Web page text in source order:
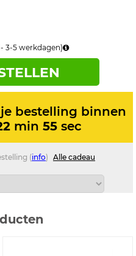
3-5werkdagen)
bestelling binnen
min 55sec
(info) Alle cadeau